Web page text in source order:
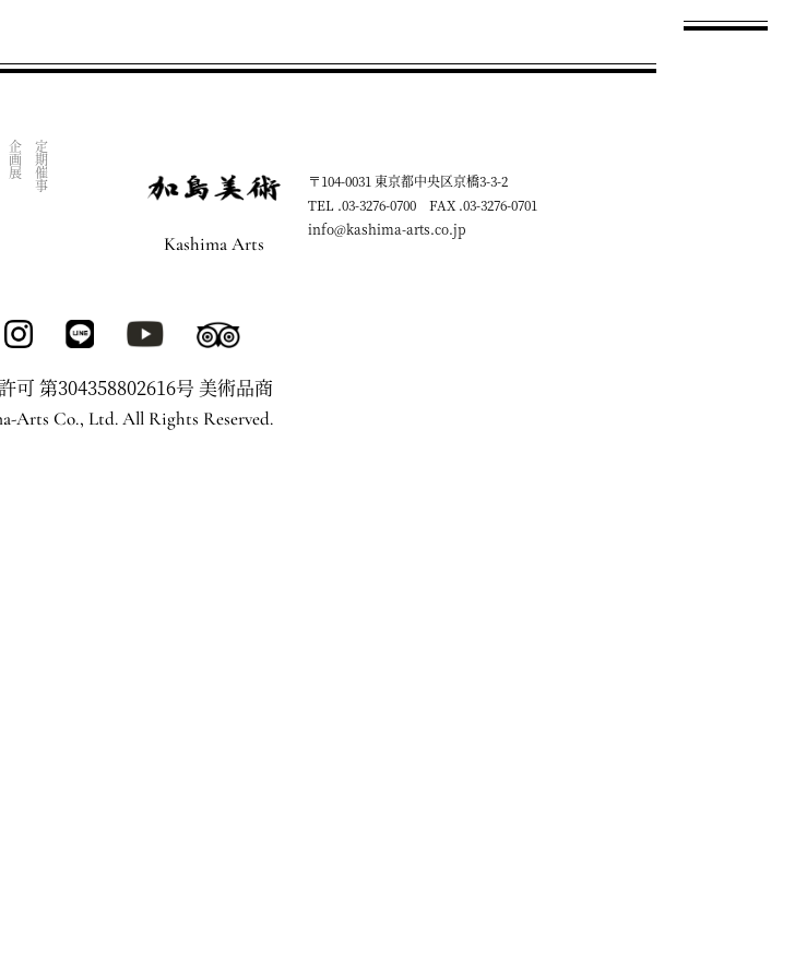
定期催事
企画展
Kashima Arts
〒104-0031 東京都中央区京橋3-3-2
TEL .03-3276-0700 FAX .03-3276-0701
info@kashima-arts.co.jp
可 第304358802616号 美術品商
Arts Co., Ltd. All Rights Reserved.